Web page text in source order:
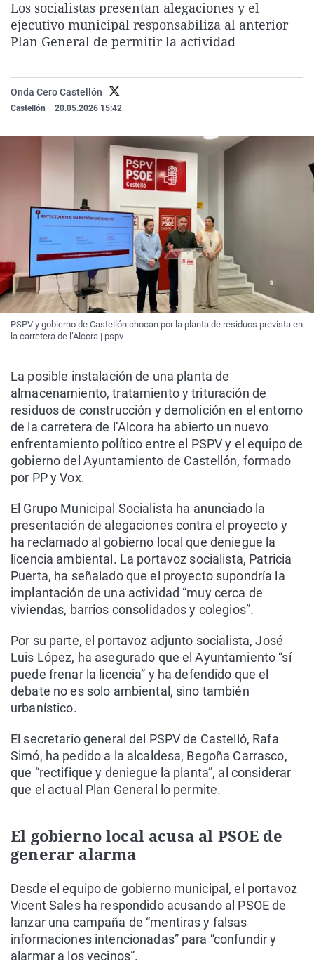
La rosa de los vientos
Gente viajera
Caso
Retornados
Extremadura
Galicia
Virales
Televisión
Los socialistas presentan alegaciones y el
ejecutivo municipal responsabiliza al anterior
Plan General de permitir la actividad
Onda Cero Castellón
Castellón 20.05.2026 15:42
PSPV y gobierno de Castellón chocan por la planta de residuos prevista en
la carretera de l’Alcora | pspv
La posible instalación de una planta de
almacenamiento, tratamiento y trituración de
residuos de construcción y demolición en el entorno
de la carretera de l’Alcora ha abierto un nuevo
enfrentamiento político entre el PSPV y el equipo de
gobierno del Ayuntamiento de Castellón, formado
por PP y Vox.
El Grupo Municipal Socialista ha anunciado la
presentación de alegaciones contra el proyecto y
ha reclamado al gobierno local que deniegue la
licencia ambiental. La portavoz socialista, Patricia
Puerta, ha señalado que el proyecto supondría la
implantación de una actividad “muy cerca de
viviendas, barrios consolidados y colegios”.
Por su parte, el portavoz adjunto socialista, José
Luis López, ha asegurado que el Ayuntamiento “sí
puede frenar la licencia” y ha defendido que el
debate no es solo ambiental, sino también
urbanístico.
El secretario general del PSPV de Castelló, Rafa
Simó, ha pedido a la alcaldesa, Begoña Carrasco,
que “rectifique y deniegue la planta”, al considerar
que el actual Plan General lo permite.
El gobierno local acusa al PSOE de
generar alarma
Desde el equipo de gobierno municipal, el portavoz
Vicent Sales ha respondido acusando al PSOE de
lanzar una campaña de “mentiras y falsas
informaciones intencionadas” para “confundir y
alarmar a los vecinos”.